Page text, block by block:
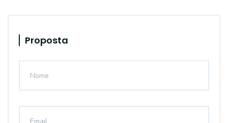
Proposta